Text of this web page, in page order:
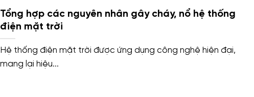
Tổng hợp các nguyên nhân gây cháy, nổ hệ thống
điện mặt trời
Hệ thống điện mặt trời được ứng dụng công nghệ hiện đại,
mang lại hiệu...